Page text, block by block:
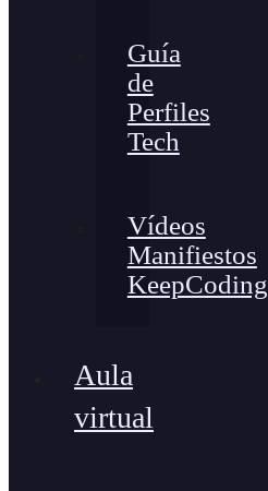
Guía
de
Perfiles
Tech
Vídeos
Manifiestos
KeepCoding
Aula
virtual